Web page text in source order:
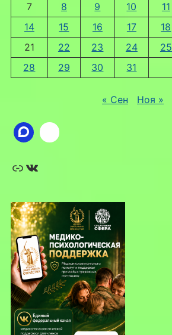
7
8 9 10 11
14
15 16 17 18
21
22 23 24 25
28
29 30 31
« Сен Ноя »